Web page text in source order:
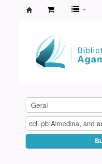
Agamenon
Magalhães